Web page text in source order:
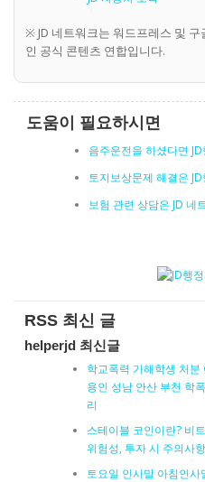
※ JD 네트워크는 워드프레스 및
인 공식 콘텐츠 연합입니다.
도움이 필요하시면
음주운전을 하셨다면
토지보상문제 해결은
보험 관련 상담은 JD 네
RSS 최신 글
helperjd 최신글
학교폭력 가해학생 처
용인 성남 안산 부천 학
리
스테이블 코인이란? 비
위험성, 투자 시 주의사
토요일 인사말 아침인